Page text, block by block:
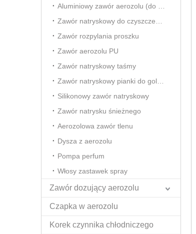
Zawór rozpylania proszku
Zawór aerozolu PU
Zawór natryskowy taśmy
Silikonowy zawór natryskowy
Zawór natrysku śnieżnego
Aerozolowa zawór tlenu
Dysza z aerozolu
Pompa perfum
Włosy zastawek spray
Zawór dozujący aerozolu
Czapka w aerozolu
Korek czynnika chłodniczego